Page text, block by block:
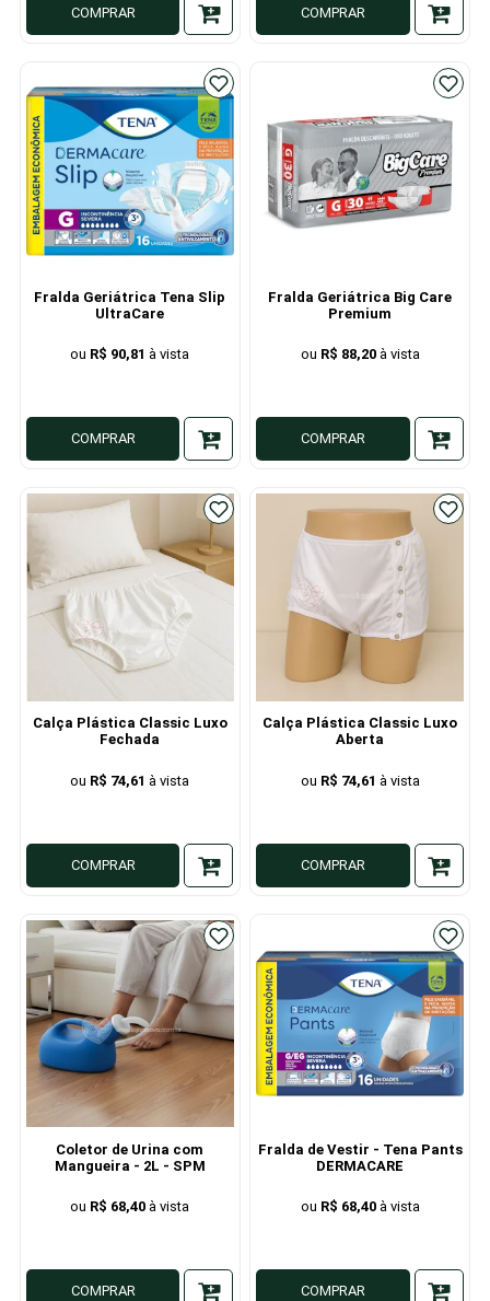
COMPRAR COMPRAR
Fralda Geriátrica Tena Slip
UltraCare
R$ 90,81
COMPRAR
Fralda Geriátrica Big Care
Premium
R$ 88,20
COMPRAR
Calça Plástica Classic Luxo
Fechada
R$ 74,61
COMPRAR
Calça Plástica Classic Luxo
Aberta
R$ 74,61
COMPRAR
Coletor de Urina com
Mangueira - 2L - SPM
R$ 68,40
COMPRAR
Fralda de Vestir - Tena Pants
DERMACARE
R$ 68,40
COMPRAR